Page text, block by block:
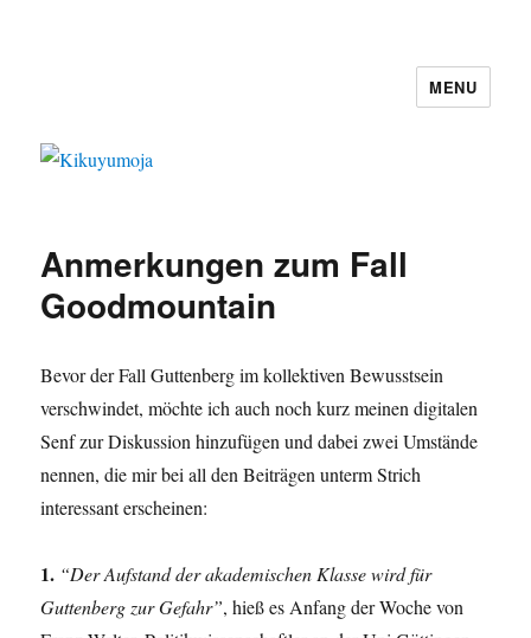
MENU
Anmerkungen zum Fall
Goodmountain
Bevor der Fall Guttenberg im kollektiven Bewusstsein
verschwindet, möchte ich auch noch kurz meinen digitalen
Senf zur Diskussion hinzufügen und dabei zwei Umstände
nennen, die mir bei all den Beiträgen unterm Strich
interessant erscheinen:
1. “Der Aufstand der akademischen Klasse wird für
Guttenberg zur Gefahr”, hieß es Anfang der Woche von